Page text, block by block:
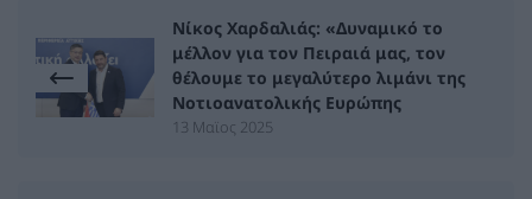
Νίκος Χαρδαλιάς: «Δυναμικό το
μέλλον για τον Πειραιά μας, τον
θέλουμε το μεγαλύτερο λιμάνι της
Νοτιοανατολικής Ευρώπης
13 Μαϊος 2025